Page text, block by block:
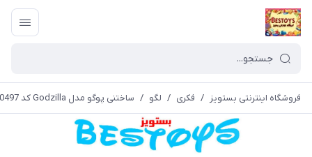
فروشگاه اینترنتی بستویز / فکری / لگو / ساختنی پوگو مدل Godzilla کد 0497